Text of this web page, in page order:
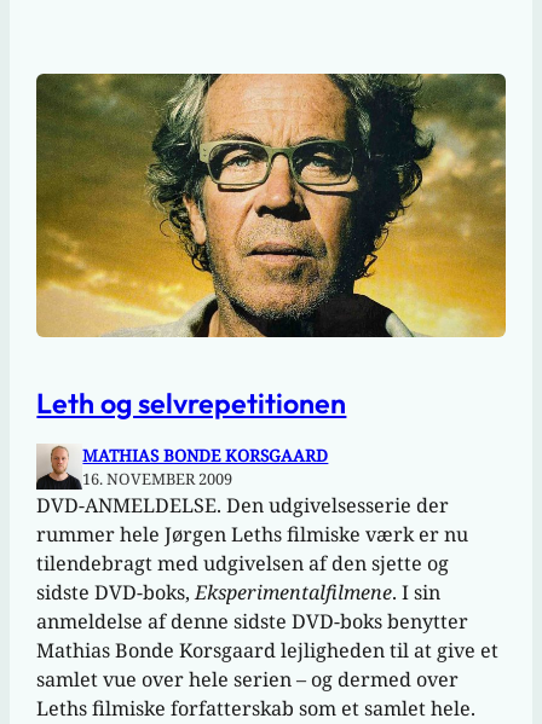
Leth og selvrepetitionen
MATHIAS BONDE KORSGAARD
16. NOVEMBER 2009
DVD-ANMELDELSE. Den udgivelsesserie der
rummer hele Jørgen Leths filmiske værk er nu
tilendebragt med udgivelsen af den sjette og
sidste DVD-boks,Eksperimentalfilmene. I sin
anmeldelse af denne sidste DVD-boks benytter
Mathias Bonde Korsgaard lejligheden til at give et
samlet vue over hele serien – og dermed over
Leths filmiske forfatterskab som et samlet hele.